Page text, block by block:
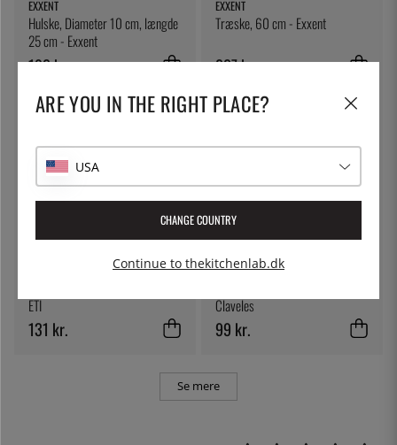
EXXENT
Hulske, Diameter 10 cm, længde
25 cm - Exxent
192 kr.
EXXENT
Træske, 60 cm - Exxent
227 kr.
ETI
131 kr.
3 CLAVELES
Claveles
99 kr.
Se mere
ARE YOU IN THE RIGHT PLACE?
USA
CHANGE COUNTRY
Continue to thekitchenlab.dk